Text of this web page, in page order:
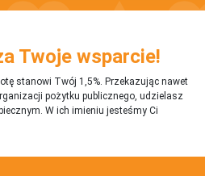
Twoje wsparcie!
stanowi Twój 1,5%. Przekazując nawet
pożytku publicznego, udzielasz
W ich imieniu jesteśmy Ci